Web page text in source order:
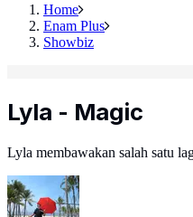
Home
Enam Plus
Showbiz
Lyla - Magic
Lyla membawakan salah satu